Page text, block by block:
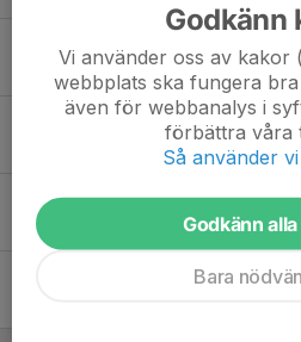
Schema inför
16 jun, 07:01 1
9 jun, 08:59
Vecka 22 och Järnvägen
24 maj, 20:27 0
Arbetsschema
Godkänn
Vi använder oss av kakor
webbplats ska fungera
även för webbanalys i
förbättra våra
Så använder
Godkänn
Bara